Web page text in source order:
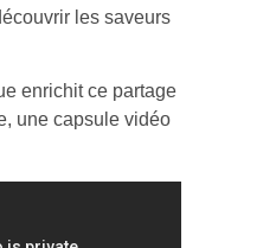
les saveurs
enrichit ce partage
une capsule vidéo